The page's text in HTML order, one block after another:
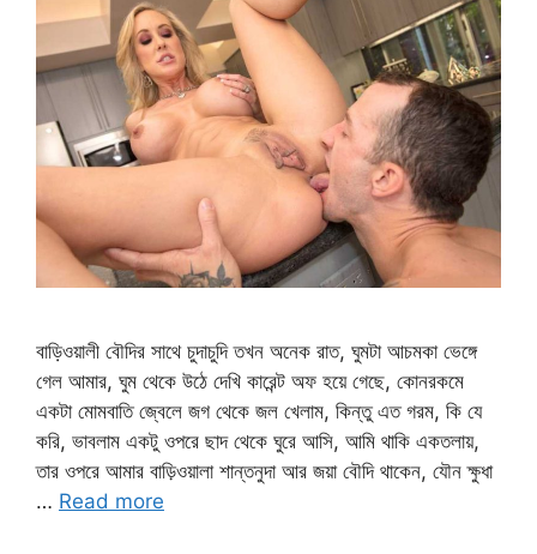
বাড়িওয়ালী বৌদির সাথে চুদাচুদি তখন অনেক রাত, ঘুমটা আচমকা ভেঙ্গে
গেল আমার, ঘুম থেকে উঠে দেখি কারেন্ট অফ হয়ে গেছে, কোনরকমে
একটা মোমবাতি জ্বেলে জগ থেকে জল খেলাম, কিন্তু এত গরম, কি যে
করি, ভাবলাম একটু ওপরে ছাদ থেকে ঘুরে আসি, আমি থাকি একতলায়,
তার ওপরে আমার বাড়িওয়ালা শান্তনুদা আর জয়া বৌদি থাকেন, যৌন ক্ষুধা
… Read more